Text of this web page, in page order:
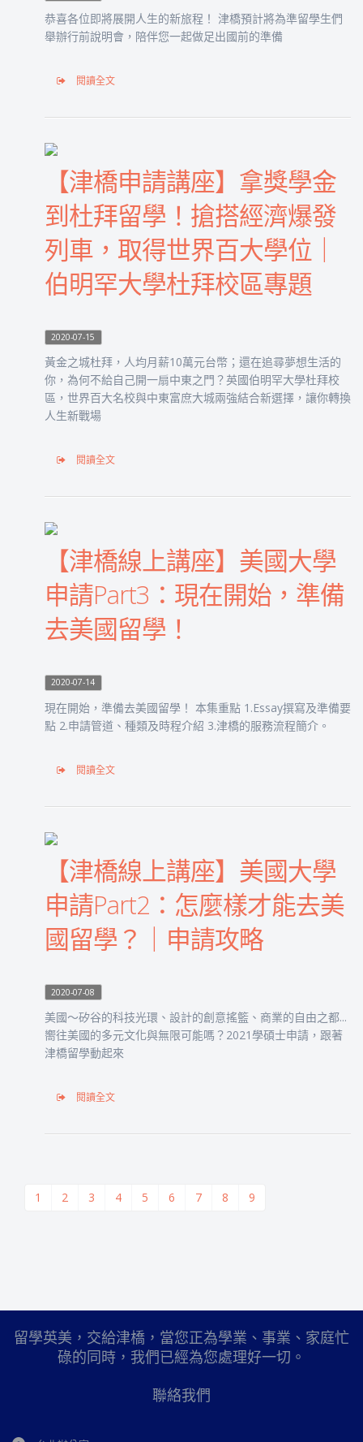
恭喜各位即將展開人生的新旅程！ 津橋預計將為準留學生們
舉辦行前說明會，陪伴您一起做足出國前的準備
閱讀全文
【津橋申請講座】拿獎學金
到杜拜留學！搶搭經濟爆發
列車，取得世界百大學位｜
伯明罕大學杜拜校區專題
2020-07-15
黃金之城杜拜，人均月薪10萬元台幣；還在追尋夢想生活的
你，為何不給自己開一扇中東之門？英國伯明罕大學杜拜校
區，世界百大名校與中東富庶大城兩強結合新選擇，讓你轉換
人生新戰場
閱讀全文
【津橋線上講座】美國大學
申請Part3：現在開始，準備
去美國留學！
2020-07-14
現在開始，準備去美國留學！ 本集重點 1.Essay撰寫及準備要
點 2.申請管道、種類及時程介紹 3.津橋的服務流程簡介。
閱讀全文
【津橋線上講座】美國大學
申請Part2：怎麼樣才能去美
國留學？｜申請攻略
2020-07-08
美國～矽谷的科技光環、設計的創意搖籃、商業的自由之都...
嚮往美國的多元文化與無限可能嗎？2021學碩士申請，跟著
津橋留學動起來
閱讀全文
1 2 3 4 5 6 7 8 9
留學英美，交給津橋，當您正為學業、事業、家庭忙
碌的同時，我們已經為您處理好一切。
聯絡我們